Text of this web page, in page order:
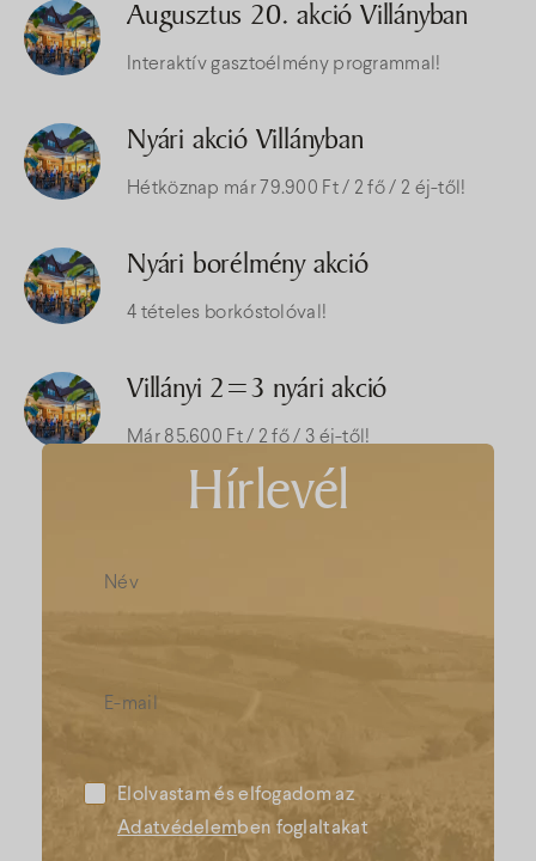
Augusztus 20. akció Villányban
Interaktív gasztoélmény programmal!
Nyári akció Villányban
Hétköznap már 79.900 Ft / 2 fő / 2 éj-től!
Nyári borélmény akció
4 tételes borkóstolóval!
Villányi 2=3 nyári akció
Már 85.600 Ft / 2 fő / 3 éj-től!
Hírlevél
Elolvastam és elfogadom az
Adatvédelemben foglaltakat